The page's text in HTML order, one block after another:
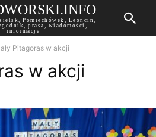
Pomiechówek, Leoncin,
prasa, wiadomości,
informacje
Pitagoras w akcji
w akcji